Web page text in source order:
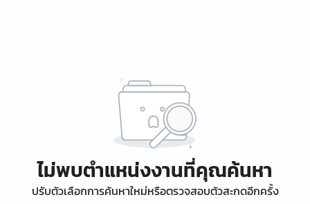
ไม่พบตำแหน่งงานที่คุณค้นหา
ปรับตัวเลือกการค้นหาใหม่หรือตรวจสอบตัวสะกดอีกครั้ง